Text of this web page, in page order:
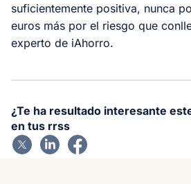
suficientemente positiva, nunca
euros más por el riesgo que
experto de iAhorro.
¿Te ha resultado interesante
en tus rrss